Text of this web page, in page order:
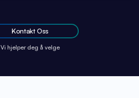
Kontakt Oss
Vi hjelper deg å velge